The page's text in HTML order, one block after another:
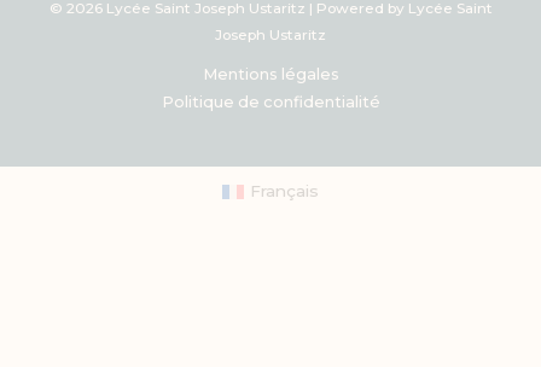
© 2026 Lycée Saint Joseph Ustaritz | Powered by Lycée Saint
Joseph Ustaritz
Mentions légales
Politique de confidentialité
Français